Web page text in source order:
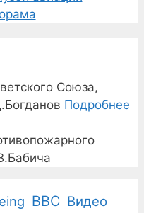
Союза,
Подробнее
ВВС Видео